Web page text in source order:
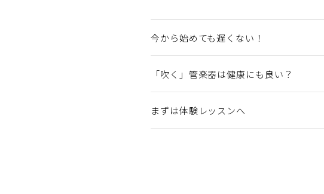
今から始めても遅くない！
「吹く」管楽器は健康にも良い？
まずは体験レッスンへ